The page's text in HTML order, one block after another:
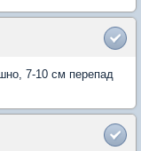
7-10 см перепад